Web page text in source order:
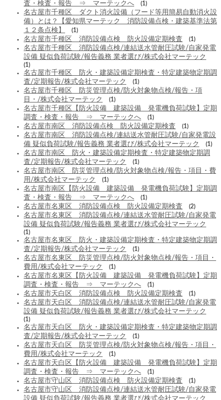
査・検査・報告 ⇒ マーテックへ
(1)
名古屋市千種区 ダクト消火設備（フード等用簡易自動消火設
備）とは？【愛知県マーテック 消防設備点検・建築基準法第
１２条点検】
(1)
名古屋市千種区 消防設備点検 防火設備定期検査 (1)
名古屋市千種区 消防設備点検/連結送水管耐圧試験/自家発電
設備 疑似負荷試験/報告義務 業者選び/株式会社マーテック
(1)
名古屋市千種区 防火・建築設備定期検査・特定建築物定期調
査/定期報告/株式会社マーテック
(1)
名古屋市千種区 防災管理点検/防火対象物点検/報告・項
目・/株式会社マーテック
(1)
名古屋市千種区【防火設備 建築設備 発電機負荷試験】定期
調査・検査・報告 ⇒ マーテックへ
(1)
名古屋市南区 消防設備点検 防火設備定期検査 (1)
名古屋市南区 消防設備点検/連結送水管耐圧試験/自家発電設
備 疑似負荷試験/報告義務 業者選び/株式会社マーテック
(1)
名古屋市南区 防火・建築設備定期検査・特定建築物定期調
査/定期報告/株式会社マーテック
(1)
名古屋市南区 防災管理点検/防火対象物点検/報告・項目・費
用/株式会社マーテック
(1)
名古屋市南区【防火設備 建築設備 発電機負荷試験】定期調
査・検査・報告 ⇒ マーテックへ
(1)
名古屋市名東区 消防設備点検 防火設備定期検査 (2)
名古屋市名東区 消防設備点検/連結送水管耐圧試験/自家発電
設備 疑似負荷試験/報告義務 業者選び/株式会社マーテック
(1)
名古屋市名東区 防火・建築設備定期検査・特定建築物定期調
査/定期報告/株式会社マーテック
(1)
名古屋市名東区 防災管理点検/防火対象物点検/報告・項目・
費用/株式会社マーテック
(1)
名古屋市名東区【防火設備 建築設備 発電機負荷試験】定期
調査・検査・報告 ⇒ マーテックへ
(1)
名古屋市天白区 消防設備点検 防火設備定期検査 (1)
名古屋市天白区 消防設備点検/連結送水管耐圧試験/自家発電
設備 疑似負荷試験/報告義務 業者選び/株式会社マーテック
(1)
名古屋市天白区 防火・建築設備定期検査・特定建築物定期調
査/定期報告/株式会社マーテック
(1)
名古屋市天白区 防災管理点検/防火対象物点検/報告・項目・
費用/株式会社マーテック
(1)
名古屋市天白区【防火設備 建築設備 発電機負荷試験】定期
調査・検査・報告 ⇒ マーテックへ
(1)
名古屋市守山区 消防設備点検 防火設備定期検査 (1)
名古屋市守山区 消防設備点検/連結送水管耐圧試験/自家発電
設備 疑似負荷試験/報告義務 業者選び/株式会社マーテック